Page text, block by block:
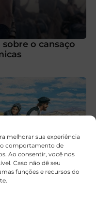
melhorar sua experiência
comportamento de
Ao consentir, você nos
Caso não dê seu
funções e recursos do
sobre o cansaço